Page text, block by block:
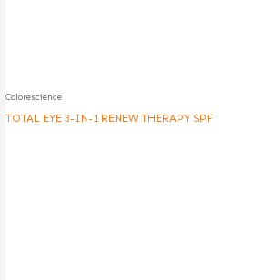
Colorescience
TOTAL EYE 3-IN-1 RENEW THERAPY SPF